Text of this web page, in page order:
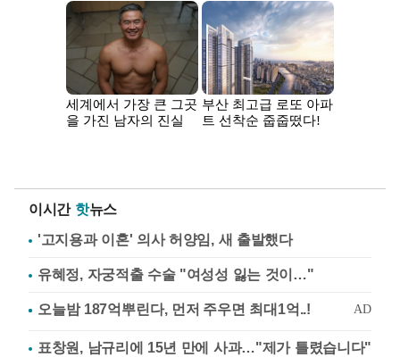
이시간 핫뉴스
'고지용과 이혼' 의사 허양임, 새 출발했다
유혜정, 자궁적출 수술 "여성성 잃는 것이…"
표창원, 남규리에 15년 만에 사과…"제가 틀렸습니다"